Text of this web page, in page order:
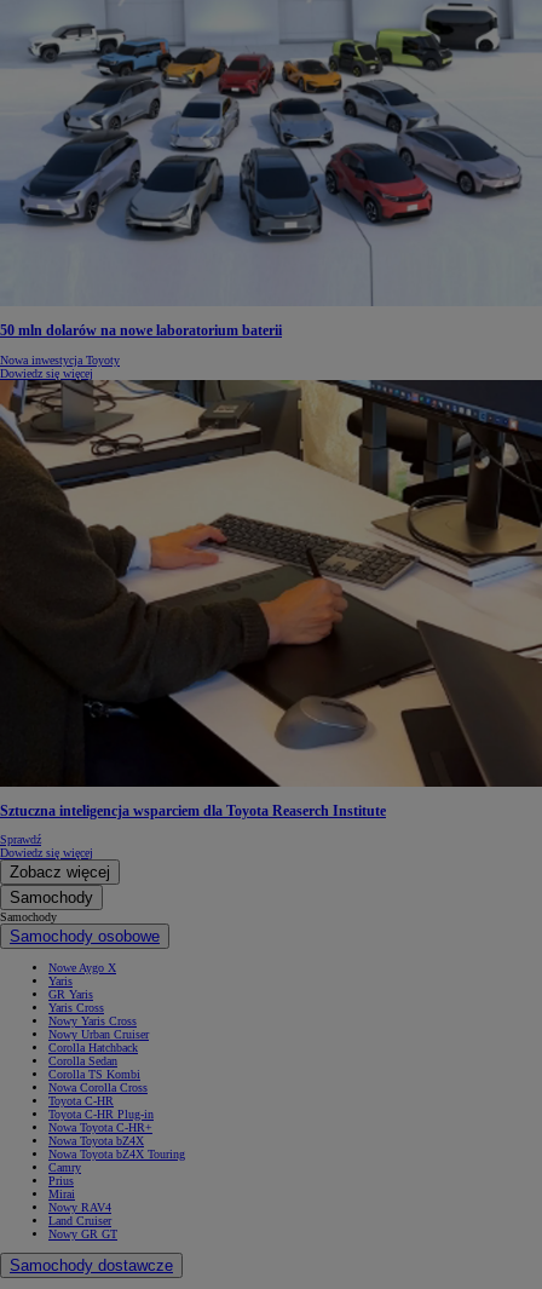
50 mln dolarów na nowe laboratorium baterii
Nowa inwestycja Toyoty
Dowiedz się więcej
Sztuczna inteligencja wsparciem dla Toyota Reaserch Institute
Sprawdź
Dowiedz się więcej
Zobacz więcej
Samochody
Samochody
Samochody osobowe
Nowe Aygo X
Yaris
GR Yaris
Yaris Cross
Nowy Yaris Cross
Nowy Urban Cruiser
Corolla Hatchback
Corolla Sedan
Corolla TS Kombi
Nowa Corolla Cross
Toyota C-HR
Toyota C-HR Plug-in
Nowa Toyota C-HR+
Nowa Toyota bZ4X
Nowa Toyota bZ4X Touring
Camry
Prius
Mirai
Nowy RAV4
Land Cruiser
Nowy GR GT
Samochody dostawcze